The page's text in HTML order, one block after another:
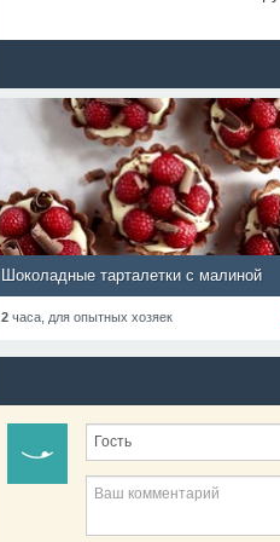
Шоколадные тарталетки с малиной
2часа, для опытных хозяек